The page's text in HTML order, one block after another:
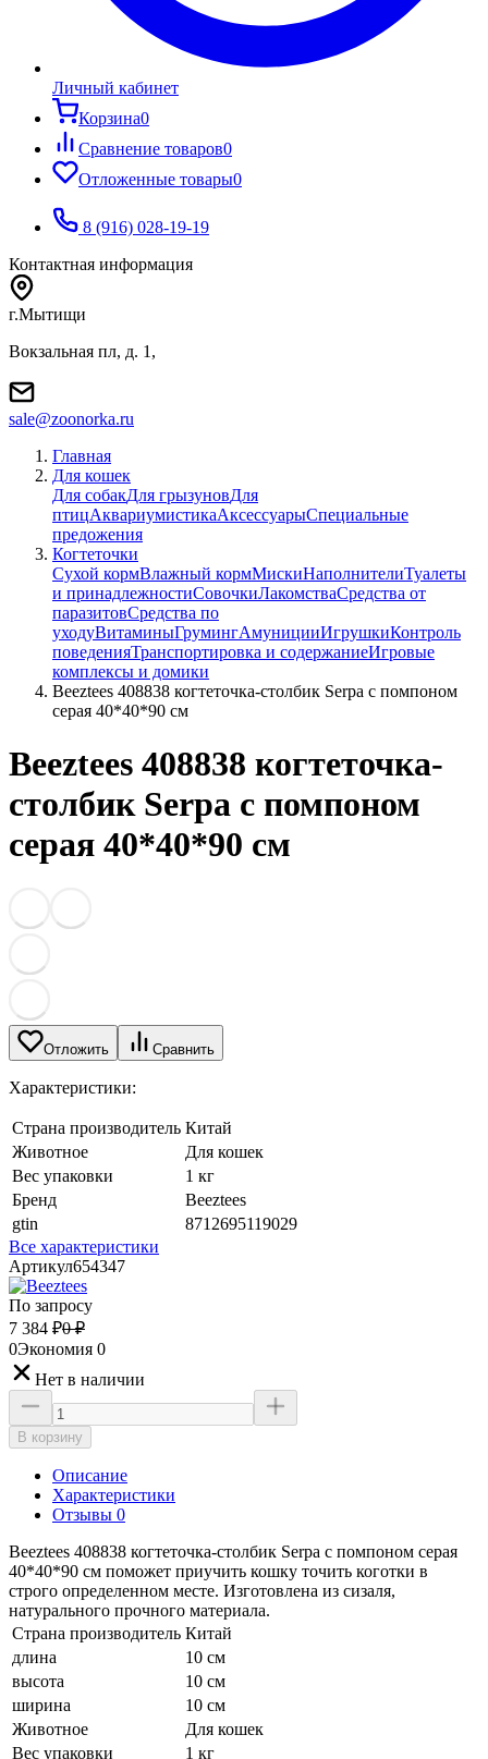
Личный кабинет
Корзина0
Сравнение товаров0
Отложенные товары0
8 (916) 028-19-19
Контактная информация
г.Мытищи
Вокзальная пл, д. 1,
sale@zoonorka.ru
Главная
Для кошек
Для собакДля грызуновДля
птицАквариумистикаАксессуарыСпециальные
предожения
Когтеточки
Сухой кормВлажный кормМискиНаполнителиТуалеты
и принадлежностиСовочкиЛакомстваСредства от
паразитовСредства по
уходуВитаминыГрумингАмуницииИгрушкиКонтроль
поведенияТранспортировка и содержаниеИгровые
комплексы и домики
Beeztees 408838 когтеточка-столбик Serpa с помпоном
серая 40*40*90 см
Beeztees 408838 когтеточка-
столбик Serpa с помпоном
серая 40*40*90 см
Отложить Сравнить
Характеристики:
Страна производитель Китай
Животное
Для кошек
Вес упаковки
1 кг
Бренд
Beeztees
gtin
8712695119029
Все характеристики
Артикул654347
По запросу
7 384 ₽0 ₽
0Экономия 0
Нет в наличии
В корзину
Описание
Характеристики
Отзывы 0
Beeztees 408838 когтеточка-столбик Serpa с помпоном серая
40*40*90 см поможет приучить кошку точить коготки в
строго определенном месте. Изготовлена из сизаля,
натурального прочного материала.
Страна производитель Китай
длина
10 см
высота
10 см
ширина
10 см
Животное
Для кошек
Вес упаковки
1 кг